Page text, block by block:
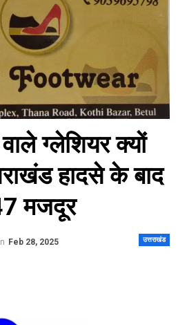
ग्लेशियर क्यों
हादसे के बाद
मजदूर
उत्तराखंड
Feb 28, 2025